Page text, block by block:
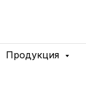
Продукция